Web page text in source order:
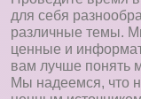
для себя
различные темы.
ценные и
вам лучше понять
Мы надеемся, что